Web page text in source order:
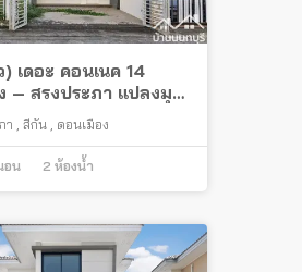
เดอะ คอนเนค 14
– สรงประภา แปลงมุม
รถไฟฟ้า
า สีกัน ดอนเมือง
อน 2 ห้องน้ำ